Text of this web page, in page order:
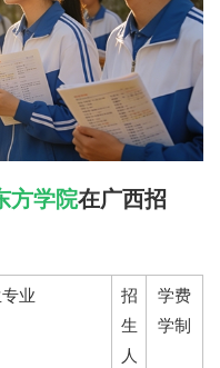
方学院在广西招
业
招
生
人
学费
学制